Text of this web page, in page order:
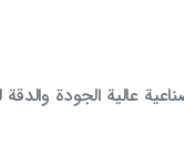
عالية الجودة